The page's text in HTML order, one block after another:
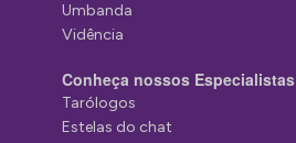
Umbanda
Vidência
Conheça nossos Especialistas
Tarólogos
Estelas do chat